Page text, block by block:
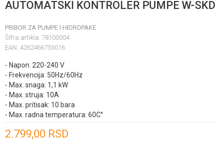
AUTOMATSKI KONTROLER PUMPE W-SKD
PRIBOR ZA PUMPE I HIDROPAKE
Šifra artikla: 78100004
EAN: 4262466755016
- Napon: 220-240 V
- Frekvencija: 50Hz/60Hz
- Max. snaga: 1,1 kW
- Max. struja: 10A
- Max. pritisak: 10 bara
- Max. radna temperatura: 60C°
2.799,00 RSD